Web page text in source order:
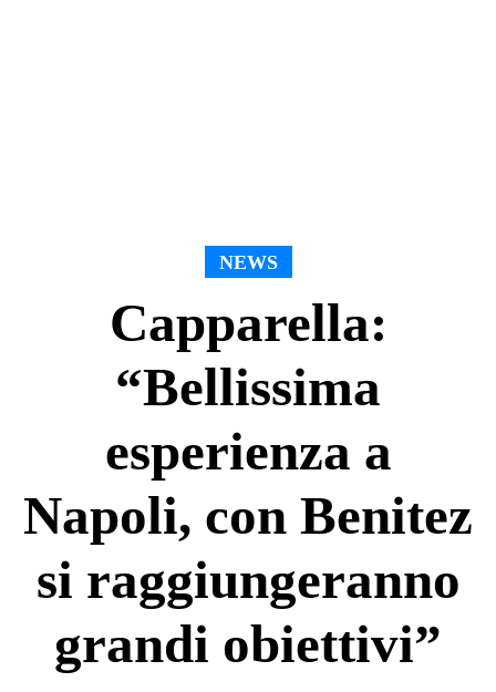
NEWS
Capparella:
“Bellissima
esperienza a
Napoli, con Benitez
si raggiungeranno
grandi obiettivi”